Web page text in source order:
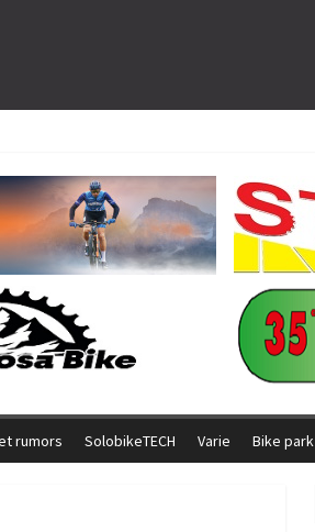
e Gallis. Signorelli 5^ la migliore tra gli italiani
agonistica di una leggendaria storia
azzurro a Monteceneri
rumors SolobikeTECH Varie Bike park